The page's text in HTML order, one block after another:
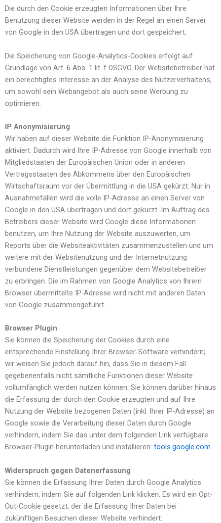
Die durch den Cookie erzeugten Informationen über Ihre
Benutzung dieser Website werden in der Regel an einen Server
von Google in den USA übertragen und dort gespeichert.
Die Speicherung von Google-Analytics-Cookies erfolgt auf
Grundlage von Art. 6 Abs. 1 lit. f DSGVO. Der Websitebetreiber hat
ein berechtigtes Interesse an der Analyse des Nutzerverhaltens,
um sowohl sein Webangebot als auch seine Werbung zu
optimieren.
IP Anonymisierung
Wir haben auf dieser Website die Funktion IP-Anonymisierung
aktiviert. Dadurch wird Ihre IP-Adresse von Google innerhalb von
Mitgliedstaaten der Europäischen Union oder in anderen
Vertragsstaaten des Abkommens über den Europäischen
Wirtschaftsraum vor der Übermittlung in die USA gekürzt. Nur in
Ausnahmefällen wird die volle IP-Adresse an einen Server von
Google in den USA übertragen und dort gekürzt. Im Auftrag des
Betreibers dieser Website wird Google diese Informationen
benutzen, um Ihre Nutzung der Website auszuwerten, um
Reports über die Websiteaktivitäten zusammenzustellen und um
weitere mit der Websitenutzung und der Internetnutzung
verbundene Dienstleistungen gegenüber dem Websitebetreiber
zu erbringen. Die im Rahmen von Google Analytics von Ihrem
Browser übermittelte IP-Adresse wird nicht mit anderen Daten
von Google zusammengeführt.
Browser Plugin
Sie können die Speicherung der Cookies durch eine
entsprechende Einstellung Ihrer Browser-Software verhindern;
wir weisen Sie jedoch darauf hin, dass Sie in diesem Fall
gegebenenfalls nicht sämtliche Funktionen dieser Website
vollumfänglich werden nutzen können. Sie können darüber hinaus
die Erfassung der durch den Cookie erzeugten und auf Ihre
Nutzung der Website bezogenen Daten (inkl. Ihrer IP-Adresse) an
Google sowie die Verarbeitung dieser Daten durch Google
verhindern, indem Sie das unter dem folgenden Link verfügbare
Browser-Plugin herunterladen und installieren: tools.google.com.
Widerspruch gegen Datenerfassung
Sie können die Erfassung Ihrer Daten durch Google Analytics
verhindern, indem Sie auf folgenden Link klicken. Es wird ein Opt-
Out-Cookie gesetzt, der die Erfassung Ihrer Daten bei
zukünftigen Besuchen dieser Website verhindert: